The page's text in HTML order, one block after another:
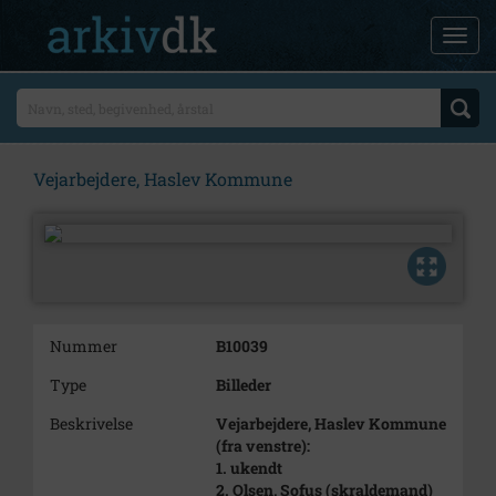
Vejarbejdere, Haslev Kommune
Nummer
B10039
Type
Billeder
Beskrivelse
Vejarbejdere, Haslev Kommune
(fra venstre):
1. ukendt
2. Olsen, Sofus (skraldemand)